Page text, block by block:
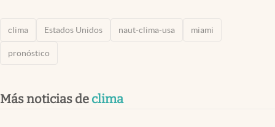
clima Estados Unidos naut-clima-usa miami
pronóstico
Más noticias de clima